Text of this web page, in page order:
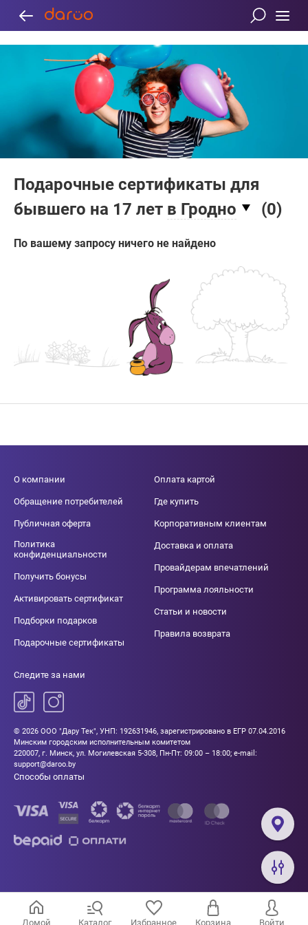
Подарочные сертификаты для
бывшего на 17 лет в Гродно (0)
По вашему запросу ничего не найдено
О компании
Обращение потребителей
Публичная оферта
Политика
конфиденциальности
Получить бонусы
Активировать сертификат
Подборки подарков
Подарочные сертификаты
Оплата картой
Где купить
Корпоративным клиентам
Доставка и оплата
Провайдерам впечатлений
Программа лояльности
Статьи и новости
Правила возврата
Следите за нами
© 2026 ООО "Дару Тек", УНП: 192631946, зарегистрировано в ЕГР 07.04.2016
Минским городским исполнительным комитетом
220007, г. Минск, ул. Могилевская 5-308, Пн-Пт: 09:00 – 18:00; e-mail:
support@daroo.by
Способы оплаты
Домой Каталог Избранное Корзина Войти